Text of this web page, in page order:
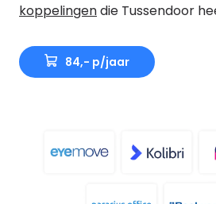
koppelingendie Tussendoor
84,- p/jaar